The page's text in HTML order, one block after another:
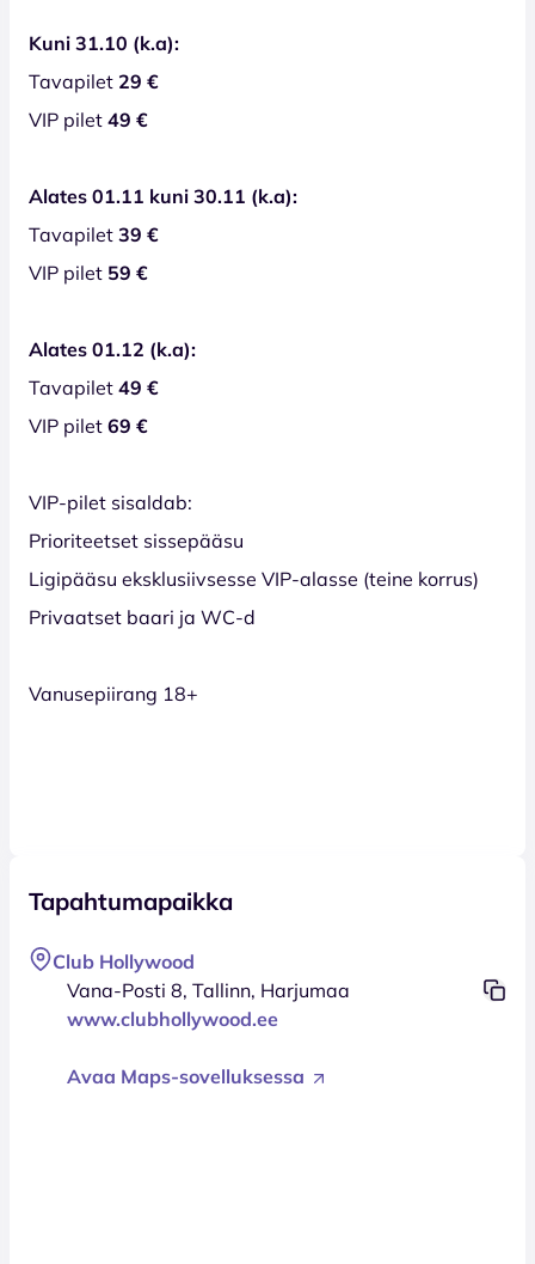
Kuni 31.10 (k.a):
Tavapilet 29 €
VIP pilet 49 €
Alates 01.11 kuni 30.11 (k.a):
Tavapilet 39 €
VIP pilet 59 €
Alates 01.12 (k.a):
Tavapilet 49 €
VIP pilet 69 €
VIP-pilet sisaldab:
Prioriteetset sissepääsu
Ligipääsu eksklusiivsesse VIP-alasse (teine korrus)
Privaatset baari ja WC-d
Vanusepiirang 18+
Tapahtumapaikka
Club Hollywood
Vana-Posti 8, Tallinn, Harjumaa
www.clubhollywood.ee
Avaa Maps-sovelluksessa